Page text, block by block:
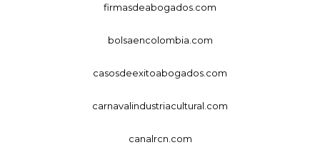
firmasdeabogados.com
bolsaencolombia.com
casosdeexitoabogados.com
carnavalindustriacultural.com
canalrcn.com